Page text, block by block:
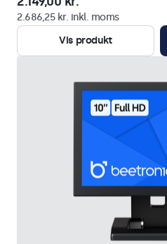
2.686,25 kr. inkl. moms
Vis produkt